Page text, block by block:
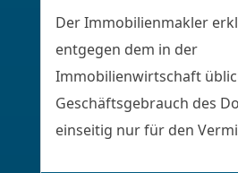
Der Immobilienmakler
entgegen dem in der
Immobilienwirtschaft
Geschäftsgebrauch des
einseitig nur für den